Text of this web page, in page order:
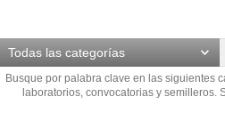
Todas las categorías
Busque por palabra clave en las siguientes
laboratorios, convocatorias y semilleros.